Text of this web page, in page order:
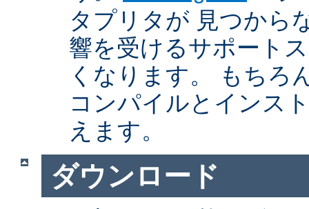
タプリタが 見つから
響を受けるサポート
くなります。 もちろ
コンパイルとインス
えます。
ダウンロード